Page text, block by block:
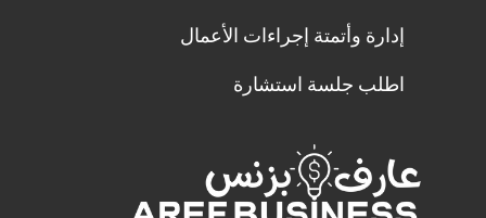
إدارة وأتمتة إجراءات الأعمال
اطلب جلسة استشارة